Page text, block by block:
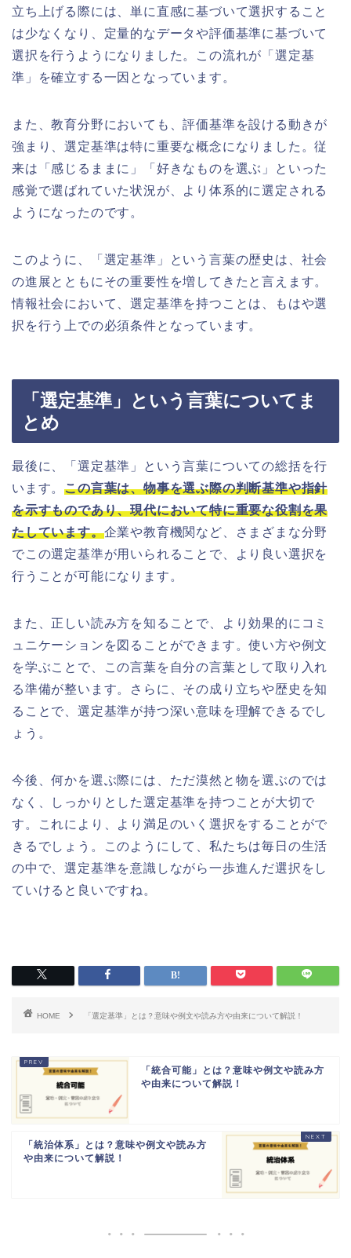
立ち上げる際には、単に直感に基づいて選択すること
は少なくなり、定量的なデータや評価基準に基づいて
選択を行うようになりました。この流れが「選定基
準」を確立する一因となっています。
また、教育分野においても、評価基準を設ける動きが
強まり、選定基準は特に重要な概念になりました。従
来は「感じるままに」「好きなものを選ぶ」といった
感覚で選ばれていた状況が、より体系的に選定される
ようになったのです。
このように、「選定基準」という言葉の歴史は、社会
の進展とともにその重要性を増してきたと言えます。
情報社会において、選定基準を持つことは、もはや選
択を行う上での必須条件となっています。
「選定基準」という言葉についてま
とめ
最後に、「選定基準」という言葉についての総括を行
います。この言葉は、物事を選ぶ際の判断基準や指針
を示すものであり、現代において特に重要な役割を果
たしています。企業や教育機関など、さまざまな分野
でこの選定基準が用いられることで、より良い選択を
行うことが可能になります。
また、正しい読み方を知ることで、より効果的にコミ
ュニケーションを図ることができます。使い方や例文
を学ぶことで、この言葉を自分の言葉として取り入れ
る準備が整います。さらに、その成り立ちや歴史を知
ることで、選定基準が持つ深い意味を理解できるでし
ょう。
今後、何かを選ぶ際には、ただ漠然と物を選ぶのでは
なく、しっかりとした選定基準を持つことが大切で
す。これにより、より満足のいく選択をすることがで
きるでしょう。このようにして、私たちは毎日の生活
の中で、選定基準を意識しながら一歩進んだ選択をし
ていけると良いですね。
HOME 「選定基準」とは？意味や例文や読み方や由来について解説！
「統合可能」とは？意味や例文や読み方
や由来について解説！
「統治体系」とは？意味や例文や読み方
や由来について解説！